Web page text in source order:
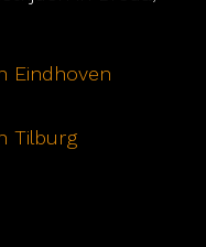
Eindhoven
Tilburg